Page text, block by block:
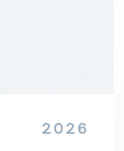
2026